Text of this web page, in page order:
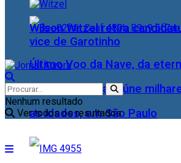
Último Voo da Nave, da
Baixinhos, Xuxa reúne
as idades, em São Paulo
Wilson Witzel retira
vice de Garotinho
Nenhum resultado
Ver todos os resultados